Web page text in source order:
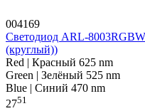
004169
Светодиод ARL-
(круглый))
Red | Красный 625 nm
Green | Зелёный 525 nm
Blue | Синий 470 nm
2751